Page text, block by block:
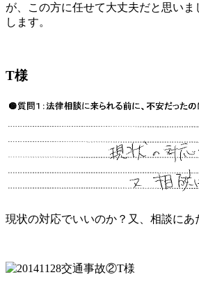
が、この方に任せて大丈夫だと思い
します。
T様
現状の対応でいいのか？又、相談にあ